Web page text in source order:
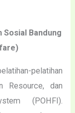
Bandung
pelatihan
Resource, dan
(POHFI).